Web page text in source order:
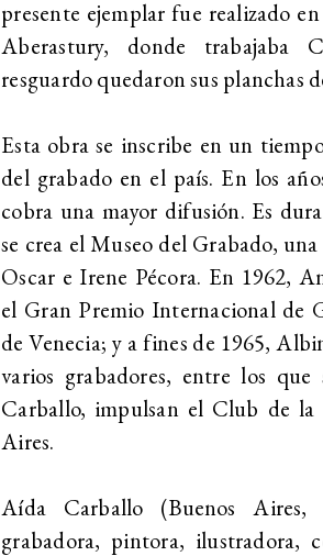
presente ejemplar fue realizado
Aberastury, donde trabajaba
resguardo quedaron sus planchas
Esta obra se inscribe en un
del grabado en el país. En los
cobra una mayor difusión. Es
se crea el Museo del Grabado,
Oscar e Irene Pécora. En 1962,
el Gran Premio Internacional de
de Venecia; y a fines de 1965,
varios grabadores, entre los
Carballo, impulsan el Club de la
Aires.
Aída Carballo (Buenos
grabadora, pintora, ilustradora,